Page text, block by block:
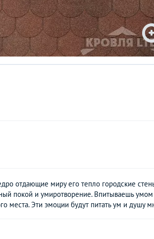
отдающие миру его тепло городские
покой и умиротворение. Впитываешь
места. Эти эмоции будут питать ум и душу